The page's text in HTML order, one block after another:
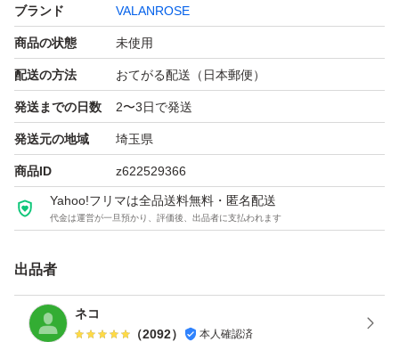
ブランド VALANROSE
商品の状態 未使用
配送の方法 おてがる配送（日本郵便）
発送までの日数 2〜3日で発送
発送元の地域 埼玉県
商品ID z622529366
Yahoo!フリマは全品送料無料・匿名配送
代金は運営が一旦預かり、評価後、出品者に支払われます
出品者
ネコ
（2092） 本人確認済